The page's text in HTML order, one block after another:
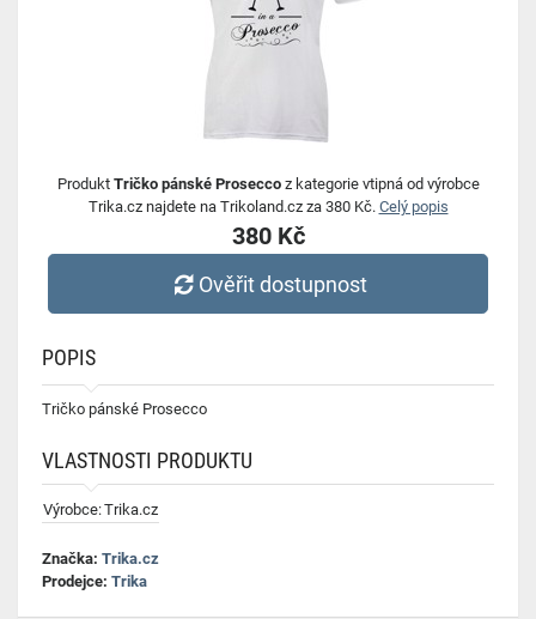
Produkt Tričko pánské Proseccoz kategorie vtipná od výrobce
Trika.cz najdete na Trikoland.cz za 380 Kč. Celý popis
380 Kč
Ověřit dostupnost
POPIS
Tričko pánské Prosecco
VLASTNOSTI PRODUKTU
Výrobce:Trika.cz
Značka: Trika.cz
Prodejce: Trika